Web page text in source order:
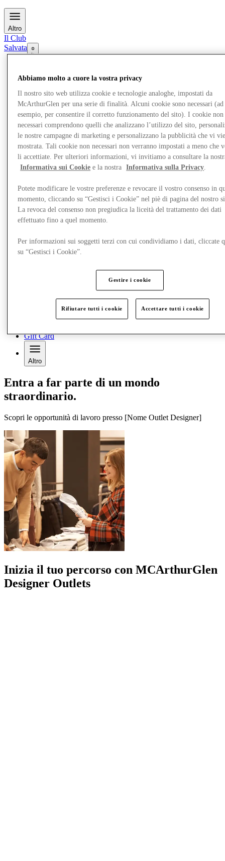
Altro
Il Club
Salvata
it
Cosa c'è in programma
Mangia e Bevi
Gift Card
Altro
Entra a far parte di un mondo
straordinario.
Scopri le opportunità di lavoro presso [Nome Outlet Designer]
Inizia il tuo percorso con MCArthurGlen
Designer Outlets
Abbiamo molto a cuore la vostra privacy
Il nostro sito web utilizza cookie e tecnologie analoghe, impostati da
McArthurGlen per una serie di finalità. Alcuni cookie sono necessari (ad
esempio, per consentire il corretto funzionamento del sito). I cookie non
necessari comprendono quelli che analizzano l’utilizzo del sito,
le nostre campagne di marketing e personalizzano la pubblicità che vi
mostrata. Tali cookie non necessari non verranno impostati a meno che
li accettiate. Per ulteriori informazioni, vi invitiamo a consultare la
Informativa sui Cookie e la nostra Informativa sulla Privacy
Potete modificare le vostre preferenze e revocare il vostro consenso in
momento, cliccando su “Gestisci i Cookie” nel piè di pagina del nostro
La revoca del consenso non pregiudica la liceità del trattamento dei dati
effettuato fino a quel momento.
Per informazioni sui soggetti terzi con cui condividiamo i dati, cliccate
su “Gestisci i Cookie”.
Gestire i cookie
Rifiutare tutti i cookie Accettare tutti i cookie